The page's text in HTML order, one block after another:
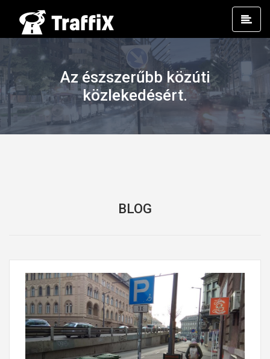
Az észszerűbb közúti
közlekedésért.
BLOG